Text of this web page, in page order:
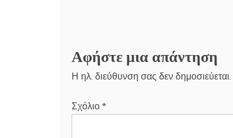
Αφήστε μια απάντηση
Η ηλ. διεύθυνση σας δεν δημοσιεύεται.
Σχόλιο *